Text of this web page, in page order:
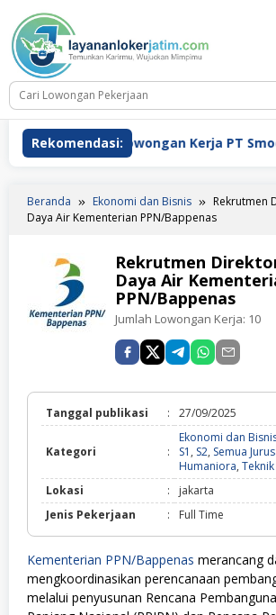
konten
Rekomendasi:
Lowongan Kerja PT Smoore
Beranda Ekonomi dan Bisnis
Rekrutmen
Daya Air Kementerian PPN/Bappenas
Rekrutmen
Daya Air
PPN/Bappenas
Jumlah Lowongan Kerja: 10
Tanggal publikasi : 27/09/2025
Kategori :
Ekonomi dan
S1 , S2, Semua
Humaniora, Teknik
Lokasi :
jakarta
Jenis Pekerjaan
: Full Time
Kementerian PPN/Bappenas merancang
mengkoordinasikan perencanaan
melalui penyusunan Rencana